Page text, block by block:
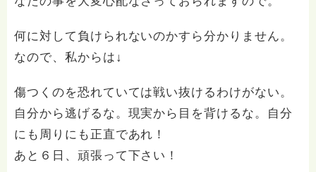
何に対して負けられないのかすら分かりません。
なので、私からは↓
傷つくのを恐れていては戦い抜けるわけがない。
自分から逃げるな。現実から目を背けるな。自分
にも周りにも正直であれ！
あと６日、頑張って下さい！